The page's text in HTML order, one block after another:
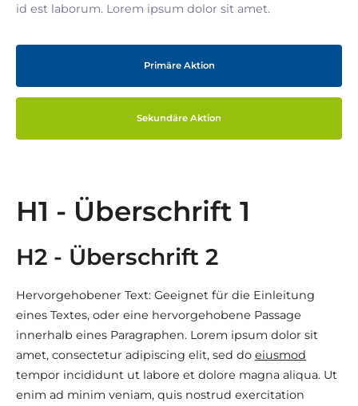
id est laborum. Lorem ipsum dolor sit amet.
Primäre Aktion
Sekundäre Aktion
H1 - Überschrift 1
H2 - Überschrift 2
Hervorgehobener Text: Geeignet für die Einleitung
eines Textes, oder eine hervorgehobene Passage
innerhalb eines Paragraphen. Lorem ipsum dolor sit
amet, consectetur adipiscing elit, sed do eiusmod
tempor incididunt ut labore et dolore magna aliqua. Ut
enim ad minim veniam, quis nostrud exercitation